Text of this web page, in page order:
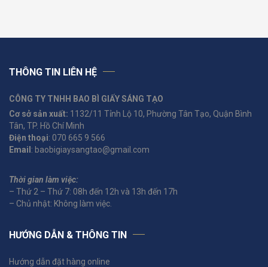
THÔNG TIN LIÊN HỆ
CÔNG TY TNHH BAO BÌ GIẤY SÁNG TẠO
Cơ sở sản xuất: 1132/11 Tỉnh Lộ 10, Phường Tân Tạo, Quận Bình
Tân, TP. Hồ Chí Minh
Điện thoại: 070 665 9 566
Email: baobigiaysangtao@gmail.com
Thời gian làm việc:
– Thứ 2 – Thứ 7: 08h đến 12h và 13h đến 17h
– Chủ nhật: Không làm việc.
HƯỚNG DẪN & THÔNG TIN
Hướng dẫn đặt hàng online